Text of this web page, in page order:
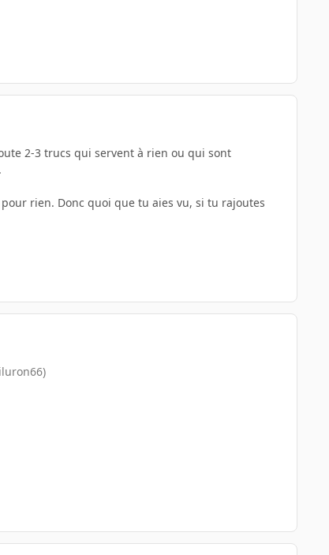
2-3 trucs qui servent à rien ou qui sont
rien. Donc quoi que tu aies vu, si tu rajoutes